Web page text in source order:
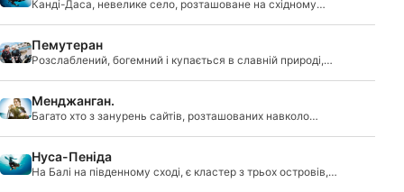
Канді-Даса, невелике село, розташоване на східному
Пемутеран
Розслаблений, богемний і купається в славній природі,
пляжі і аквамарин води.
Менджанган.
Багато хто з занурень сайтів, розташованих навколо
рибки і черепахи.
Нуса-Пеніда
На Балі на південному сході, є кластер з трьох островів,